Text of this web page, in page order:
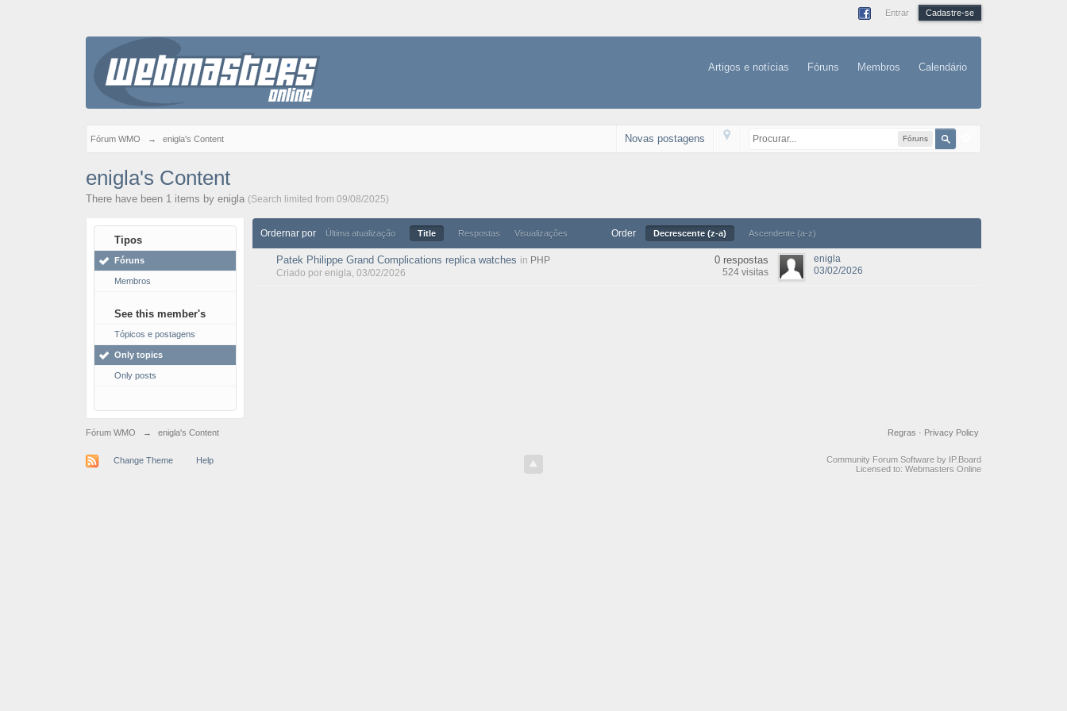
Entrar Cadastre-se
Artigos e notícias Fóruns Membros Calendário
Fórum WMO → enigla's Content Fóruns
Novas postagens
enigla's Content
There have been 1 items by enigla (Search limited from 09/08/2025)
Tipos
Fóruns
Membros
See this member's
Tópicos e postagens
Only topics
Only posts
Ordernar por Última atualização Title Respostas Visualizações Order Decrescente (z-a) Ascendente (a-z)
Patek Philippe Grand Complications replica watches in PHP
Criado por enigla, 03/02/2026
0 respostas
524 visitas
enigla
03/02/2026
Fórum WMO → enigla's Content Privacy Policy
Regras ·
Change Theme Help
Community Forum Software by IP.Board
Licensed to: Webmasters Online